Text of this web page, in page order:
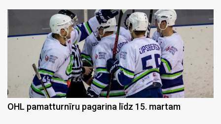
OHL pamatturnīru pagarina līdz 15. martam